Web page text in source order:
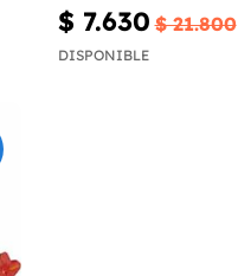
$ 7.630 $ 21.800
DISPONIBLE